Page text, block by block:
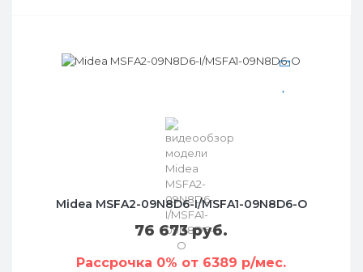
Midea MSFA2-09N8D6-I/MSFA1-09N8D6-O
76 673 руб.
Рассрочка 0% от 6389 р/мес.